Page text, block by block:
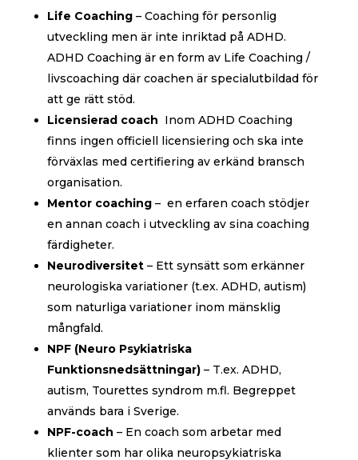
Life Coaching– Coaching för personlig
utveckling men är inte inriktad på ADHD.
ADHD Coaching är en form av Life Coaching /
livscoaching där coachen är specialutbildad för
att ge rätt stöd.
Licensierad coach Inom ADHD Coaching
finns ingen officiell licensiering och ska inte
förväxlas med certifiering av erkänd bransch
organisation.
Mentor coaching– en erfaren coach stödjer
en annan coach i utveckling av sina coaching
färdigheter.
Neurodiversitet– Ett synsätt som erkänner
neurologiska variationer (t.ex. ADHD, autism)
som naturliga variationer inom mänsklig
mångfald.
NPF (Neuro Psykiatriska
Funktionsnedsättningar)– T.ex. ADHD,
autism, Tourettes syndrom m.fl. Begreppet
används bara i Sverige.
NPF-coach – En coach som arbetar med
klienter som har olika neuropsykiatriska